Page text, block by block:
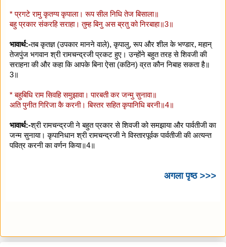
* प्रगटे रामु कृतग्य कृपाला। रूप सील निधि तेज बिसाला॥
बहु प्रकार संकरहि सराहा। तुम्ह बिनु अस ब्रतु को निरबाहा॥3॥
भावार्थ:-तब कृतज्ञ (उपकार मानने वाले), कृपालु, रूप और शील के भण्डार, महान्
तेजपुंज भगवान श्री रामचन्द्रजी प्रकट हुए। उन्होंने बहुत तरह से शिवजी की
सराहना की और कहा कि आपके बिना ऐसा (कठिन) व्रत कौन निबाह सकता है॥
3॥
* बहुबिधि राम सिवहि समुझावा। पारबती कर जन्मु सुनावा॥
अति पुनीत गिरिजा कै करनी। बिस्तर सहित कृपानिधि बरनी॥4॥
भावार्थ:-श्री रामचन्द्रजी ने बहुत प्रकार से शिवजी को समझाया और पार्वतीजी का
जन्म सुनाया। कृपानिधान श्री रामचन्द्रजी ने विस्तारपूर्वक पार्वतीजी की अत्यन्त
पवित्र करनी का वर्णन किया॥4॥
अगला पृष्ठ >>>